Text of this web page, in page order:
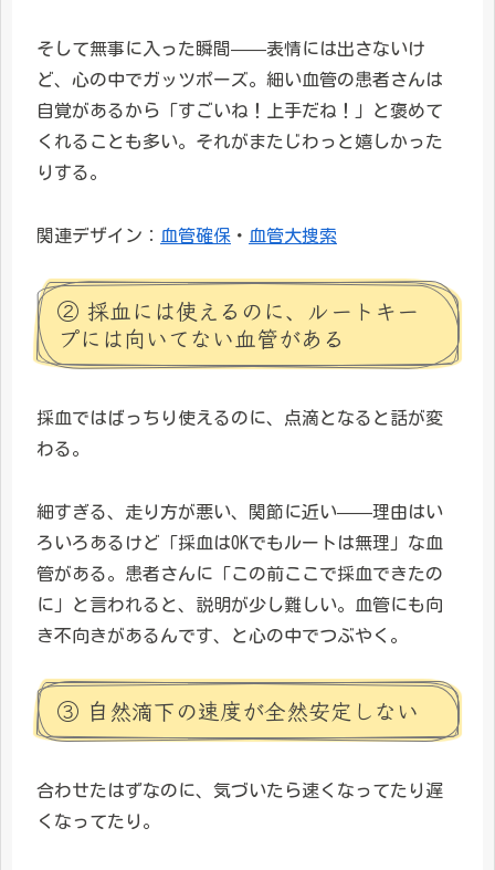
そして無事に入った瞬間——表情には出さないけ
ど、心の中でガッツポーズ。細い血管の患者さんは
自覚があるから「すごいね！上手だね！」と褒めて
くれることも多い。それがまたじわっと嬉しかった
りする。
関連デザイン： 血管確保 ・ 血管大捜索
② 採血には使えるのに、ルートキー
プには向いてない血管がある
採血ではばっちり使えるのに、点滴となると話が変
わる。
細すぎる、走り方が悪い、関節に近い——理由はい
ろいろあるけど「採血はOKでもルートは無理」な血
管がある。患者さんに「この前ここで採血できたの
に」と言われると、説明が少し難しい。血管にも向
き不向きがあるんです、と心の中でつぶやく。
③ 自然滴下の速度が全然安定しない
合わせたはずなのに、気づいたら速くなってたり遅
くなってたり。